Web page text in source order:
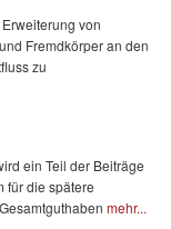
von
Fremdkörper an den
zu
ein Teil der Beiträge
für die spätere
mehr...